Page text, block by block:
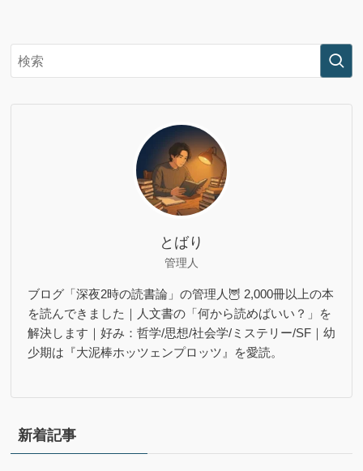
とばり
管理人
ブログ「深夜2時の読書論」の管理人🦉 2,000冊以上の本
を読んできました｜人文書の「何から読めばいい？」を
解決します｜好み：哲学/思想/社会学/ミステリー/SF｜幼
少期は『大泥棒ホッツェンプロッツ』を愛読。
新着記事